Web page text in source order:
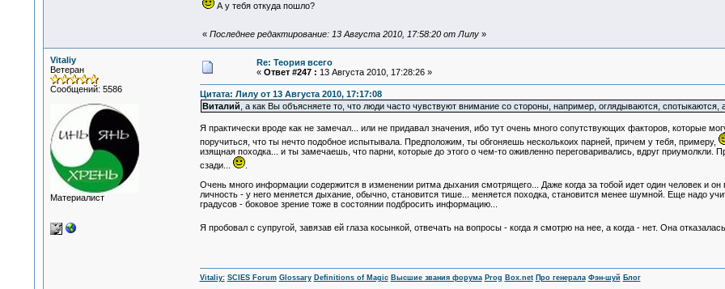
А у тебя откуда пошло?
« Последнее редактирование: 13 Августа 2010, 17:58:20 от Лилу»
Vitaliy
Ветеран
Сообщений: 5586
Материалист
Re: Теория всего
« Ответ #247 : 13 Августа 2010, 17:28:26 »
Цитата: Лилу от 13 Августа 2010, 17:17:08
Виталий , а как Вы объясняете то, что люди часто чувствуют внимание со стороны, например, оглядываются,
Я практически вроде как не замечал... или не придавал значения, ибо тут очень много сопутствующих факторов, которые
поручиться, что ты нечто подобное испытывала. Предположим, ты обгоняешь несколькоих парней, причем у тебя, примеру,
изящная походка... и ты замечаешь, что парни, которые до этого о чем-то оживленно переговаривались, вдруг приумолкли.
сзади...
.
Очень много информации содержится в изменении ритма дыхания смотрящего... Даже когда за тобой идет один человек и
личность - у него меняется дыхание, обычно, становится тише... меняется походка, становится менее шумной. Еще надо
градусов - боковое зрение тоже в состоянии подбросить информацию...
Я пробовал с супругой, завязав ей глаза косынкой, отвечать на вопросы - когда я смотрю на нее, а когда - нет. Она
Vitaliy: SCIES Forum Glossary Definitions of Magic Высшие звания форума Prog Box.net Про генерала Фэн-шуй Блог